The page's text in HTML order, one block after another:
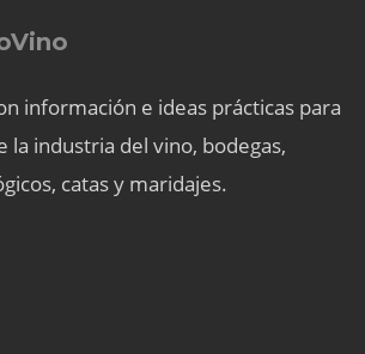
información e ideas prácticas para
la industria del vino, bodegas,
catas y maridajes.